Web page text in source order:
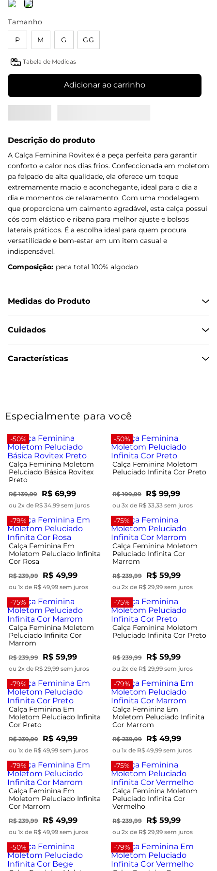
Tamanho
P M G GG
Tabela de Medidas
Adicionar ao carrinho
Descrição do produto
A Calça Feminina Rovitex é a peça perfeita para garantir
conforto e calor nos dias frios. Confeccionada em moletom
pa felpado de alta qualidade, ela oferece um toque
extremamente macio e aconchegante, ideal para o dia a
dia e momentos de relaxamento. Com uma modelagem
que proporciona um caimento agradável, esta calça possui
cós com elástico e ribana para melhor ajuste e bolsos
laterais práticos. É a escolha ideal para quem procura
versatilidade e bem-estar em um item casual e
indispensável.
Composição: peca total 100% algodao
Medidas do Produto
Cuidados
Características
Especialmente para você
-50%
Calça Feminina Moletom
Peluciado Básica Rovitex
Preto
R$ 139,99 R$ 69,99
ou 2x de R$ 34,99 sem juros
-50%
Calça Feminina Moletom
Peluciado Infinita Cor Preto
R$ 199,99 R$ 99,99
ou 3x de R$ 33,33 sem juros
-79%
Calça Feminina Em
Moletom Peluciado Infinita
Cor Rosa
R$ 239,99 R$ 49,99
ou 1x de R$ 49,99 sem juros
-75%
Calça Feminina Moletom
Peluciado Infinita Cor
Marrom
R$ 239,99 R$ 59,99
ou 2x de R$ 29,99 sem juros
-75%
Calça Feminina Moletom
Peluciado Infinita Cor
Marrom
R$ 239,99 R$ 59,99
ou 2x de R$ 29,99 sem juros
-75%
Calça Feminina Moletom
Peluciado Infinita Cor Preto
R$ 239,99 R$ 59,99
ou 2x de R$ 29,99 sem juros
-79%
Calça Feminina Em
Moletom Peluciado Infinita
Cor Preto
R$ 239,99 R$ 49,99
ou 1x de R$ 49,99 sem juros
-79%
Calça Feminina Em
Moletom Peluciado Infinita
Cor Marrom
R$ 239,99 R$ 49,99
ou 1x de R$ 49,99 sem juros
-79%
Calça Feminina Em
Moletom Peluciado Infinita
Cor Marrom
R$ 239,99 R$ 49,99
ou 1x de R$ 49,99 sem juros
-75%
Calça Feminina Moletom
Peluciado Infinita Cor
Vermelho
R$ 239,99 R$ 59,99
ou 2x de R$ 29,99 sem juros
-50% -79%